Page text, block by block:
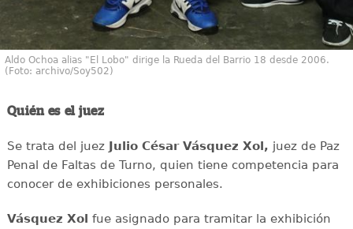
Aldo Ochoa alias "El Lobo" dirige la Rueda del Barrio 18 desde 2006.
(Foto: archivo/Soy502)
Quién es el juez
Se trata del juez Julio César Vásquez Xol, juez de Paz
Penal de Faltas de Turno, quien tiene competencia para
conocer de exhibiciones personales.
Vásquez Xol fue asignado para tramitar la exhibición